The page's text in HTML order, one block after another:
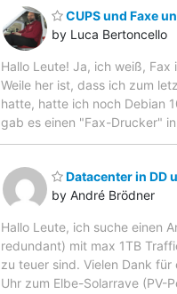
CUPS und Faxe
by Luca Bertoncello
Hallo Leute! Ja, ich weiß,
Weile her ist, dass ich zum
hatte, hatte ich noch Debian
gab es einen "Fax-Drucker"
Datacenter in DD
by André Brödner
Hallo Leute, ich suche einen
redundant) mit max 1TB
zu teuer sind. Vielen Dank
Uhr zum Elbe-Solarrave (PV-